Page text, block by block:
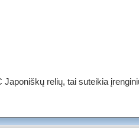
relių, tai suteikia